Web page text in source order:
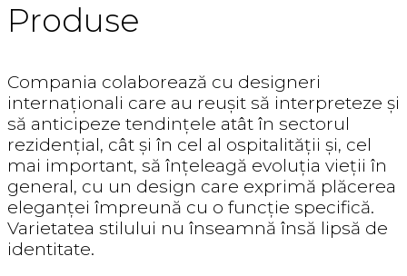
Produse
Compania colaborează cu designeri
internaționali care au reușit să interpreteze și
să anticipeze tendințele atât în ​​sectorul
rezidențial, cât și în cel al ospitalității și, cel
mai important, să înțeleagă evoluția vieții în
general, cu un design care exprimă plăcerea
eleganței împreună cu o funcție specifică.
Varietatea stilului nu înseamnă însă lipsă de
identitate.